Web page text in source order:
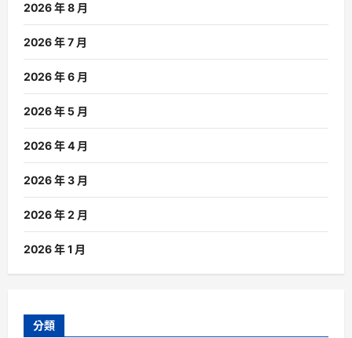
2026 年 8 月
2026 年 7 月
2026 年 6 月
2026 年 5 月
2026 年 4 月
2026 年 3 月
2026 年 2 月
2026 年 1 月
分類